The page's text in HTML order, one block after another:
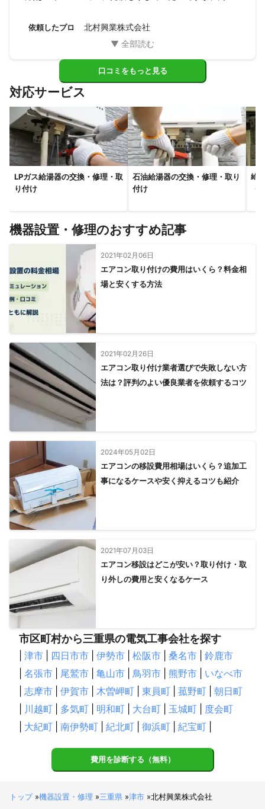
を北村さんにご用意いただきましたが、金額はハウスメーカ
ーの半額に近かったので本当に相談して良かったです。
コンロ下にたくさんものがあったのですが、嫌な顔ひとつせ
ず工事してもらえました。
依頼したプロ 北村興業株式会社
口コミをもっと見る
対応サービス
LPガス給湯器の交換・修理・取
り付け
石油給湯器の交換・修理・取り
付け
給
（
機器設置・修理のおすすめ記事
2021年02月06日
エアコン取り付けの費用はいくら？料金相
場と安くする方法
2021年02月26日
エアコン取り付け業者選びで失敗しない方
法は？評判のよい優良業者を依頼するコツ
2024年05月02日
エアコンの移設費用相場はいくら？追加工
事になるケースや安く抑えるコツも紹介
2021年07月03日
エアコン移設はどこが安い？取り付け・取
り外しの費用と安くなるケース
市区町村から三重県の電気工事会社を探す
津市 四日市市 伊勢市 松阪市 桑名市
鈴鹿市
名張市 尾鷲市 亀山市 鳥羽市 熊野市
いなべ市
志摩市 伊賀市 木曽岬町 東員町 菰野町
朝日町
川越町 多気町 明和町 大台町 玉城町
度会町
大紀町 南伊勢町 紀北町 御浜町 紀宝町
費用を診断する（無料）
トップ»機器設置・修理 »三重県 »津市 »北村興業株式会社